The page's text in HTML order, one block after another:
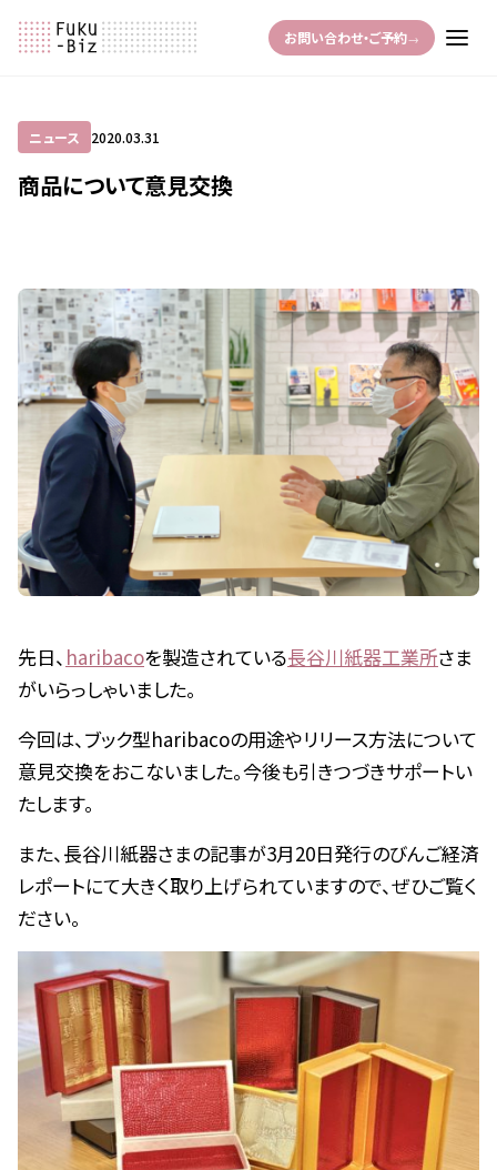
お問い合わせ・ご予約→
ニュース 2020.03.31
商品について意見交換
先日、 haribacoを製造されている長谷川紙器工業所さま
がいらっしゃいました。
今回は、ブック型haribacoの用途やリリース方法について
意見交換をおこないました。今後も引きつづきサポートい
たします。
また、長谷川紙器さまの記事が3月20日発行のびんご経済
レポートにて大きく取り上げられていますので、ぜひご覧く
ださい。